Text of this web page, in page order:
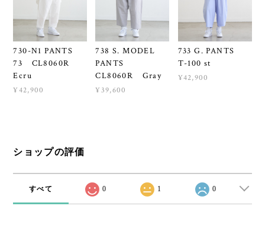
730-N1 PANTS
73 CL8060R
Ecru
¥42,900
738 S. MODEL
PANTS
CL8060R Gray
¥39,600
733 G. PANTS
T-100 st
¥42,900
ショップの評価
すべて 0 1 0